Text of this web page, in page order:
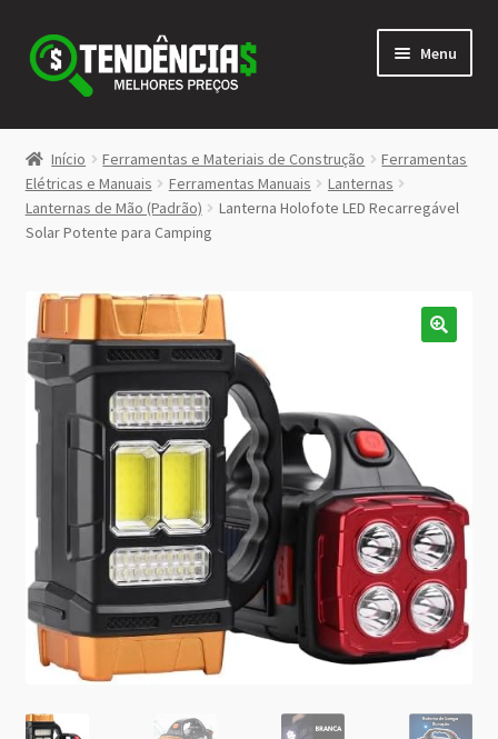
Pular
para
navegação
Pular
para
conteúdo
Menu
LOJA
<>
menu
Início Ferramentas e Materiais de Construção
Ferramentas
Elétricas e Manuais
Ferramentas Manuais
Lanternas
Lanternas de Mão (Padrão)
Lanterna Holofote LED Recarregável
Solar Potente para Camping